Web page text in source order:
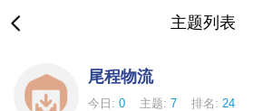
主题列表
尾程物流
今日: 0 主题: 7 排名: 24